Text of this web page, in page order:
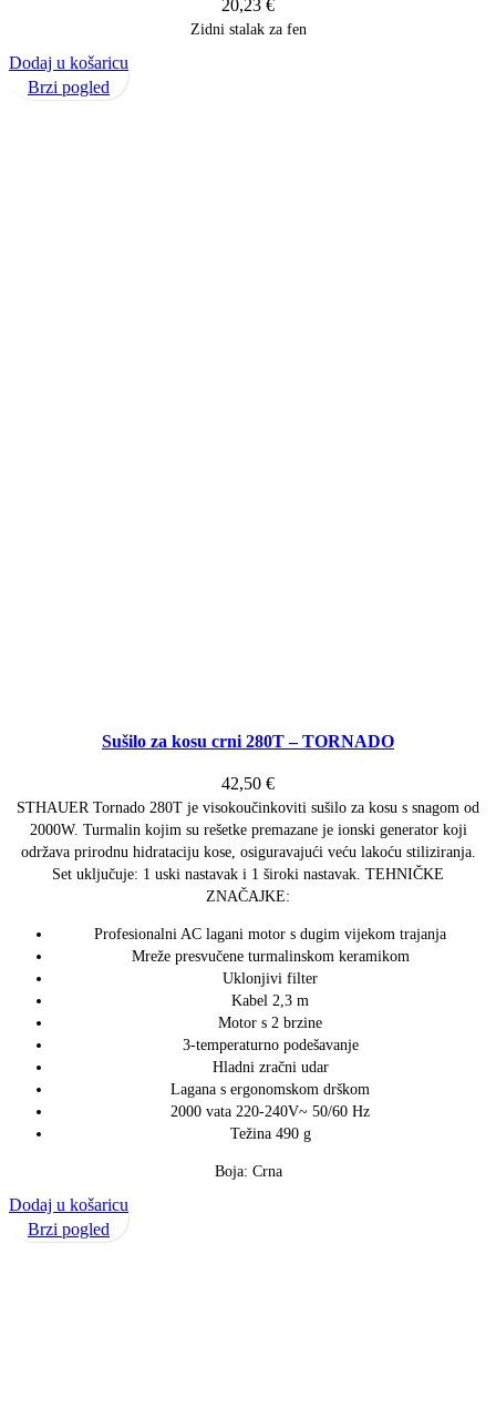
20,23 €
Zidni stalak za fen
Sušilo za kosu crni 280T – TORNADO
42,50 €
STHAUER Tornado 280T je visokoučinkoviti sušilo za kosu s snagom od
2000W. Turmalin kojim su rešetke premazane je ionski generator koji
održava prirodnu hidrataciju kose, osiguravajući veću lakoću stiliziranja.
Set uključuje: 1 uski nastavak i 1 široki nastavak. TEHNIČKE
ZNAČAJKE:
Profesionalni AC lagani motor s dugim vijekom trajanja
Mreže presvučene turmalinskom keramikom
Uklonjivi filter
Kabel 2,3 m
Motor s 2 brzine
3-temperaturno podešavanje
Hladni zračni udar
Lagana s ergonomskom drškom
2000 vata 220-240V~ 50/60 Hz
Težina 490 g
Boja: Crna
Dodaj u košaricu
Brzi pogled
Dodaj u košaricu
Brzi pogled